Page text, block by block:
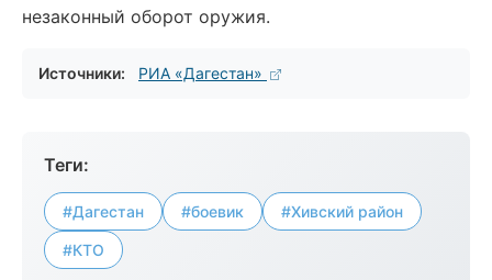
незаконный оборот оружия.
Источники: РИА «Дагестан»
Теги:
#Дагестан #боевик #Хивский район
#КТО